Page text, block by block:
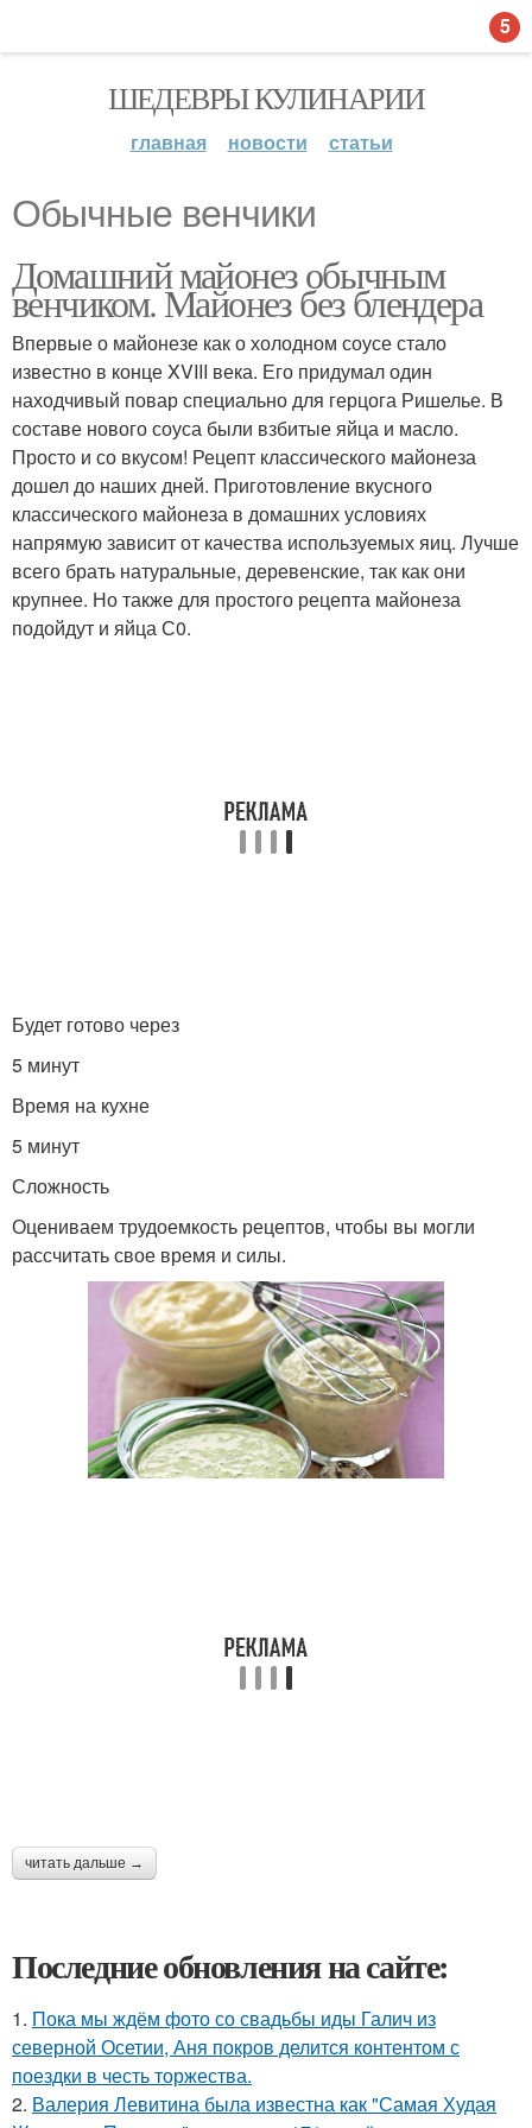
ШЕДЕВРЫ КУЛИНАРИИ
главная новости статьи
Обычные венчики
Домашний майонез обычным
венчиком. Майонез без блендера
Впервые о майонезе как о холодном соусе стало
известно в конце XVIII века. Его придумал один
находчивый повар специально для герцога Ришелье. В
составе нового соуса были взбитые яйца и масло.
Просто и со вкусом! Рецепт классического майонеза
дошел до наших дней. Приготовление вкусного
классического майонеза в домашних условиях
напрямую зависит от качества используемых яиц. Лучше
всего брать натуральные, деревенские, так как они
крупнее. Но также для простого рецепта майонеза
подойдут и яйца С0.
Будет готово через
5 минут
Время на кухне
5 минут
Сложность
Оцениваем трудоемкость рецептов, чтобы вы могли
рассчитать свое время и силы.
читать дальше →
Последние обновления на сайте:
1. Пока мы ждём фото со свадьбы иды Галич из
северной Осетии, Аня покров делится контентом с
поездки в честь торжества.
2. Валерия Левитина была известна как "Самая Худая
5